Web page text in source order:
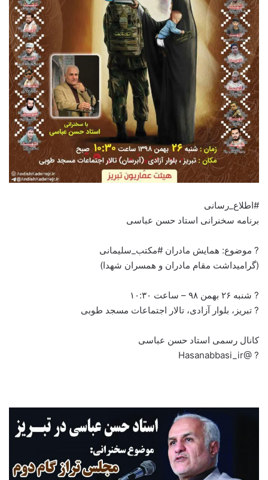
#اطلاع_رسانی
برنامه سخنرانی استاد حسن عباسی
? موضوع: همایش مادران #مکتب_سلیمانی
(گرامیداشت مقام مادران و همسران شهدا)
? شنبه ۲۶ بهمن ۹۸ – ساعت ۱۰:۳۰
? تبریز، بلوار آزادی، تالار اجتماعات مسجد طوبی
کانال رسمی استاد حسن عباسی
? @Hasanabbasi_ir